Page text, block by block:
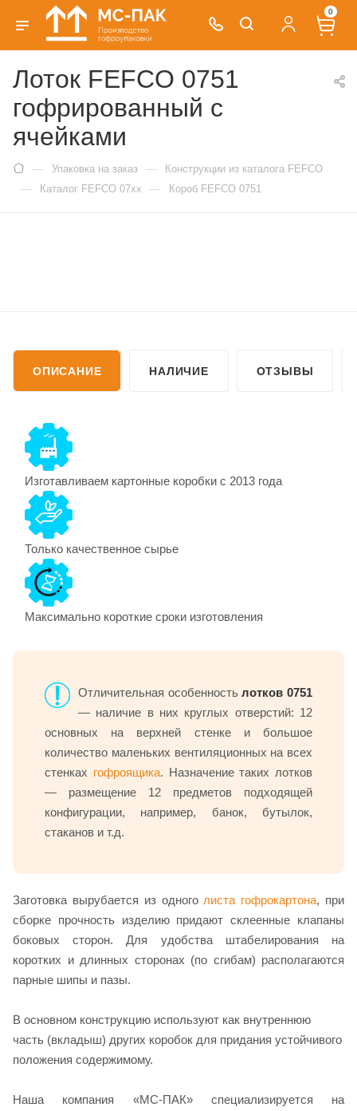
0
Лоток FEFCO 0751
гофрированный с
ячейками
— Упаковка на заказ — Конструкции из каталога FEFCO
— Каталог FEFCO 07xx — Короб FEFCO 0751
ОПИСАНИЕ НАЛИЧИЕ ОТЗЫВЫ
Изготавливаем картонные коробки с 2013 года
Только качественное сырье
Максимально короткие сроки изготовления
Отличительная особенностьлотков 0751
— наличие в них круглых отверстий: 12
основных на верхней стенке и большое
количество маленьких вентиляционных на всех
стенках гофроящика. Назначение таких лотков
— размещение 12 предметов подходящей
конфигурации, например, банок, бутылок,
стаканов и т.д.
Заготовка вырубается из одного листа гофрокартона, при
сборке прочность изделию придают склеенные клапаны
боковых сторон. Для удобства штабелирования на
коротких и длинных сторонах (по сгибам) располагаются
парные шипы и пазы.
В основном конструкцию используют как внутреннюю
часть (вкладыш) других коробок для придания устойчивого
положения содержимому.
Наша компания «МС-ПАК» специализируется на